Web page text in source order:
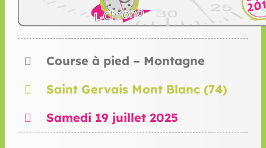
Course à pied – Montagne
Saint Gervais Mont Blanc (74)
Samedi 19 juillet 2025